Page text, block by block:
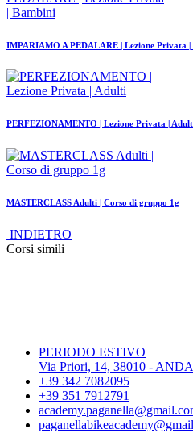
IMPARIAMO A PEDALARE | Lezione Privata |
PERFEZIONAMENTO | Lezione Privata |
MASTERCLASS Adulti | Corso di gruppo 1g
INDIETRO
Corsi simili
PERIODO ESTIVO
Via Priori, 14, 38010 -
+39 342 7082095
+39 351 7912791